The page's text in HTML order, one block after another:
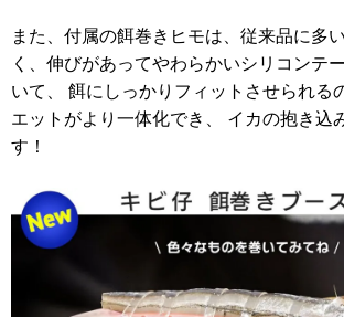
また、付属の餌巻きヒモは、従来品に多
く、伸びがあってやわらかいシリコンテ
いて、 餌にしっかりフィットさせられる
エットがより一体化でき、 イカの抱き込
す！